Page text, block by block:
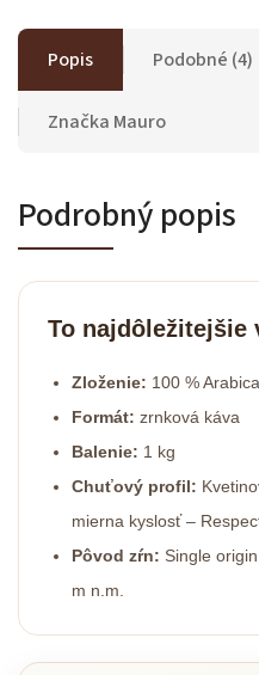
Popis Podobné (4)
Značka Mauro
Podrobný popis
To najdôležitejšie
Zloženie: 100 %
Formát: zrnková káva
Balenie: 1 kg
Chuťový profil:
mierna kyslosť –
Pôvod zŕn: Single
m n.m.